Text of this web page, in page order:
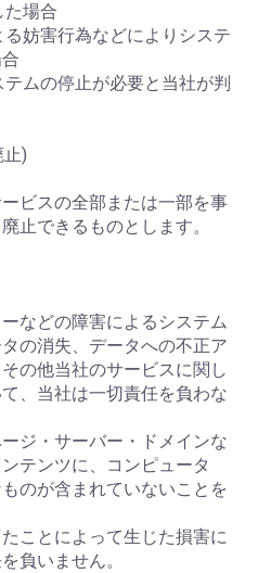
た場合
妨害行為などによりシステ
ムの停止が必要と当社が判
)
ビスの全部または一部を事
止できるものとします。
などの障害によるシステム
の消失、データへの不正ア
の他当社のサービスに関し
、当社は一切責任を負わな
ジ・サーバー・ドメインな
テンツに、コンピュータ
のが含まれていないことを
ことによって生じた損害に
負いません。